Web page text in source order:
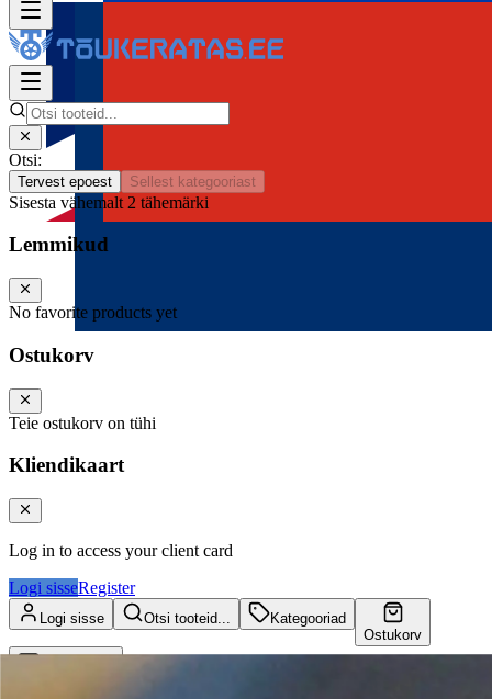
Otsi:
Tervest epoest Sellest kategooriast
Sisesta vähemalt 2 tähemärki
Lemmikud
No favorite products yet
Ostukorv
Teie ostukorv on tühi
Kliendikaart
Log in to access your client card
Logi sisseRegister
Logi sisse Otsi tooteid...
Kategooriad
Ostukorv